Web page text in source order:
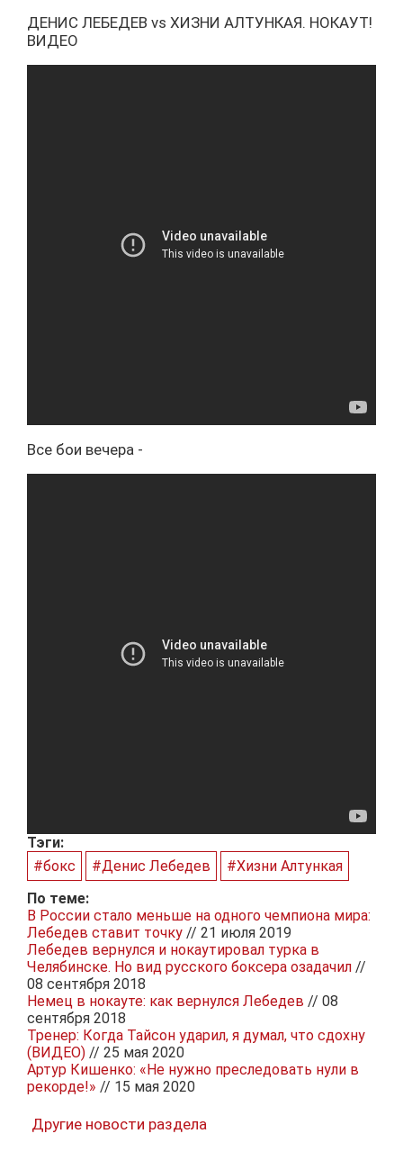
ДЕНИС ЛЕБЕДЕВ vs ХИЗНИ АЛТУНКАЯ. НОКАУТ!
ВИДЕО
Все бои вечера -
Тэги:
#бокс
#Денис Лебедев
#Хизни Алтункая
По теме:
В России стало меньше на одного чемпиона мира:
Лебедев ставит точку // 21 июля 2019
Лебедев вернулся и нокаутировал турка в
Челябинске. Но вид русского боксера озадачил //
08 сентября 2018
Немец в нокауте: как вернулся Лебедев // 08
сентября 2018
Тренер: Когда Тайсон ударил, я думал, что сдохну
(ВИДЕО) // 25 мая 2020
Артур Кишенко: «Не нужно преследовать нули в
рекорде!» // 15 мая 2020
Другие новости раздела